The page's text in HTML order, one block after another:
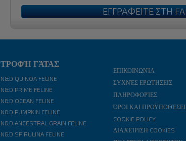
ΕΓΓΡΑΦΕΙΤΕ ΣΤΗ
ΤΡΟΦΉ ΓΆΤΑΣ
N&D QUINOA FELINE
N&D PRIME FELINE
N&D OCEAN FELINE
N&D PUMPKIN FELINE
N&D ANCESTRAL GRAIN FELINE
N&D SPIRULINA FELINE
ΕΠΙΚΟΙΝΩΝΊΑ
ΣΥΧΝΈΣ ΕΡΩΤΉΣΕΙΣ
ΠΛΗΡΟΦΟΡΊΕΣ
ΌΡΟΙ ΚΑΙ
COOKIE POLICY
ΔΙΑΧΕΊΡΙΣΗ COOKIES